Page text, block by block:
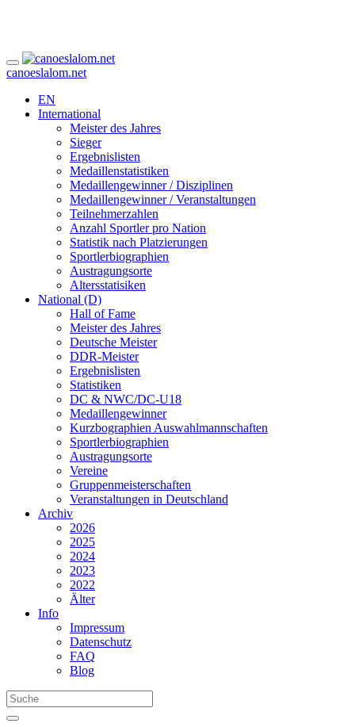
canoeslalom.net
EN
International
Meister des Jahres
Sieger
Ergebnislisten
Medaillenstatistiken
Medaillengewinner / Disziplinen
Medaillengewinner / Veranstaltungen
Teilnehmerzahlen
Anzahl Sportler pro Nation
Statistik nach Platzierungen
Sportlerbiographien
Austragungsorte
Altersstatisiken
National (D)
Hall of Fame
Meister des Jahres
Deutsche Meister
DDR-Meister
Ergebnislisten
Statistiken
DC & NWC/DC-U18
Medaillengewinner
Kurzbographien Auswahlmannschaften
Sportlerbiographien
Austragungsorte
Vereine
Gruppenmeisterschaften
Veranstaltungen in Deutschland
Archiv
2026
2025
2024
2023
2022
Älter
Info
Impressum
Datenschutz
FAQ
Blog